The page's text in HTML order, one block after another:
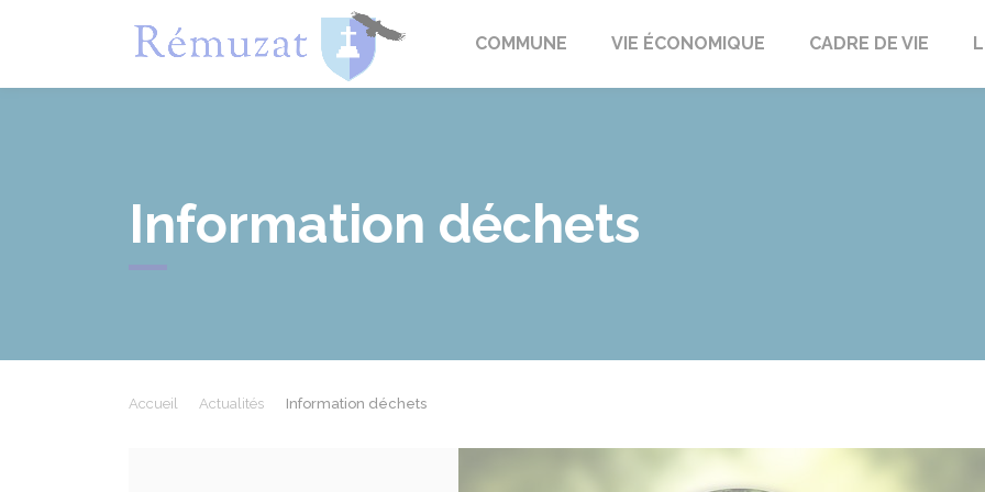
RémuzatCOMMUNE VIE ÉCONOMIQUE CADRE DE VIE
Information déchets
Accueil Actualités Information déchets